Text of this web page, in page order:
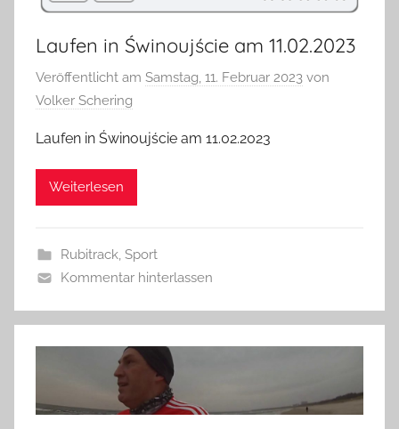
Laufen in Świnoujście am 11.02.2023
Veröffentlicht am Samstag, 11. Februar 2023 von
Volker Schering
Laufen in Świnoujście am 11.02.2023
Weiterlesen
Rubitrack, Sport
Kommentar hinterlassen